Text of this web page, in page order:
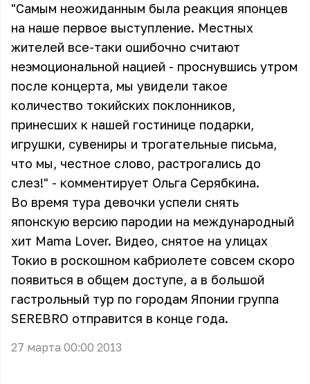
"Самым неожиданным была реакция японцев
на наше первое выступление. Местных
жителей все-таки ошибочно считают
неэмоциональной нацией - проснувшись утром
после концерта, мы увидели такое
количество токийских поклонников,
принесших к нашей гостинице подарки,
игрушки, сувениры и трогательные письма,
что мы, честное слово, растрогались до
слез!" - комментирует Ольга Серябкина.
Во время тура девочки успели снять
японскую версию пародии на международный
хит Mama Lover. Видео, снятое на улицах
Токио в роскошном кабриолете совсем скоро
появиться в общем доступе, а в большой
гастрольный тур по городам Японии группа
SEREBRO отправится в конце года.
27 марта 00:00 2013